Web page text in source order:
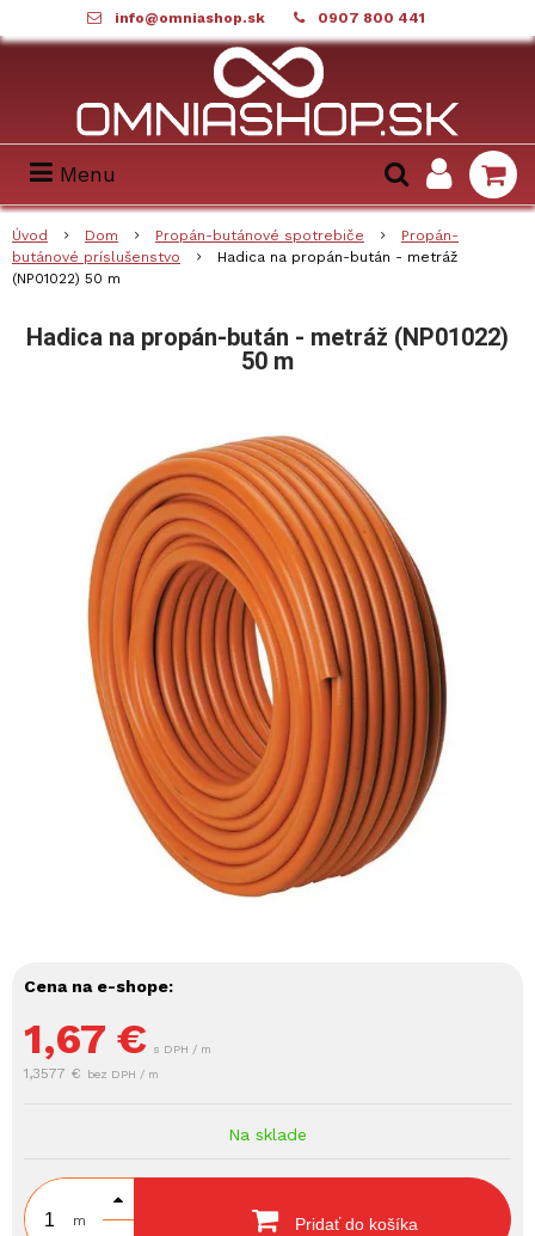
info@omniashop.sk 0907 800 441
Menu
Úvod Dom Propán-butánové spotrebiče
Propán-
butánové príslušenstvo
Hadica na propán-bután - metráž
(NP01022) 50 m
Hadica na propán-bután - metráž (NP01022)
50 m
Cena na e-shope:
1,67 € s DPH / m
1,3577 € bez DPH / m
Na sklade
m Pridať do košíka